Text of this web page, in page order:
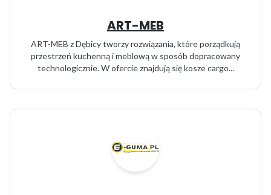
ART-MEB
ART-MEB z Dębicy tworzy rozwiązania, które porządkują
przestrzeń kuchenną i meblową w sposób dopracowany
technologicznie. W ofercie znajdują się kosze cargo...